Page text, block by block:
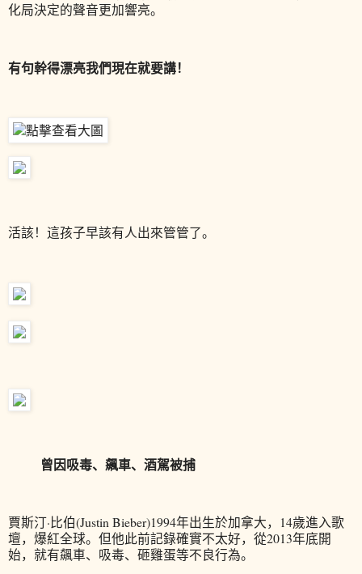
化局決定的聲音更加響亮。
有句幹得漂亮我們現在就要講！
活該！這孩子早該有人出來管管了。
曾因吸毒、飆車、酒駕被捕
賈斯汀·比伯(Justin Bieber)1994年出生於加拿大，14歲進入歌
壇，爆紅全球。但他此前記錄確實不太好，從2013年底開
始，就有飆車、吸毒、砸雞蛋等不良行為。